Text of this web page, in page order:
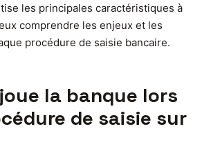
les principales caractéristiques à
comprendre les enjeux et les
procédure de saisie bancaire.
la banque lors
de saisie sur